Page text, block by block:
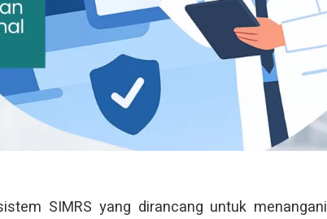
SIMRS yang dirancang untuk menangani